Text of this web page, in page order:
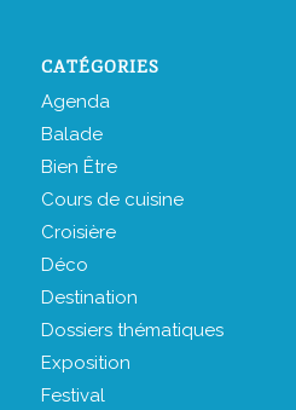
CATÉGORIES
Agenda
Balade
Bien Être
Cours de cuisine
Croisière
Déco
Destination
Dossiers thématiques
Exposition
Festival